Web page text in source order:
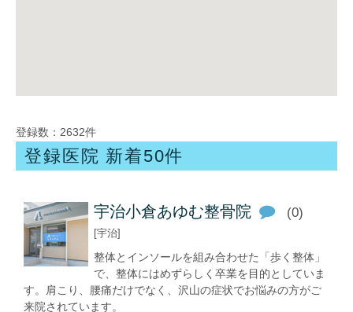
登録数：2632件
登録医院 新着50件
宇治小倉あゆむ整骨院 (0)
[宇治]
整体とインソールを組み合わせた「歩く整体」
で、整体にはめずらしく卒業を目的としていま
す。肩こり、腰痛だけでなく、沢山の症状でお悩みの方がご
来院されています。